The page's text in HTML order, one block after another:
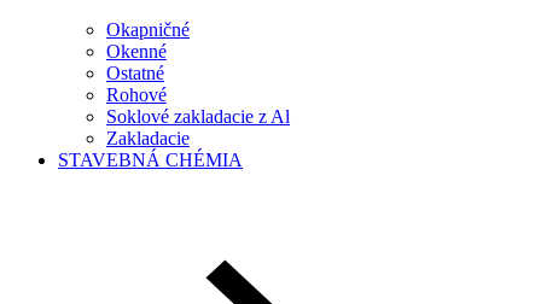
Okapničné
Okenné
Ostatné
Rohové
Soklové zakladacie z Al
Zakladacie
STAVEBNÁ CHÉMIA